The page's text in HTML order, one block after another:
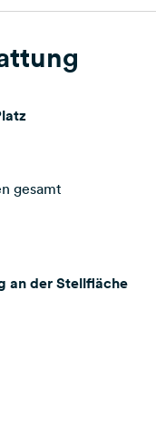
gesamt
an der Stellfläche